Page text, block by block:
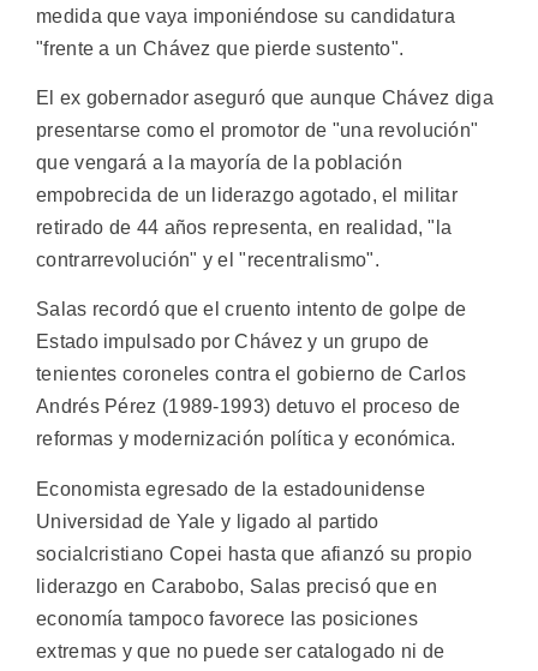
medida que vaya imponiéndose su candidatura
"frente a un Chávez que pierde sustento".
El ex gobernador aseguró que aunque Chávez diga
presentarse como el promotor de "una revolución"
que vengará a la mayoría de la población
empobrecida de un liderazgo agotado, el militar
retirado de 44 años representa, en realidad, "la
contrarrevolución" y el "recentralismo".
Salas recordó que el cruento intento de golpe de
Estado impulsado por Chávez y un grupo de
tenientes coroneles contra el gobierno de Carlos
Andrés Pérez (1989-1993) detuvo el proceso de
reformas y modernización política y económica.
Economista egresado de la estadounidense
Universidad de Yale y ligado al partido
socialcristiano Copei hasta que afianzó su propio
liderazgo en Carabobo, Salas precisó que en
economía tampoco favorece las posiciones
extremas y que no puede ser catalogado ni de